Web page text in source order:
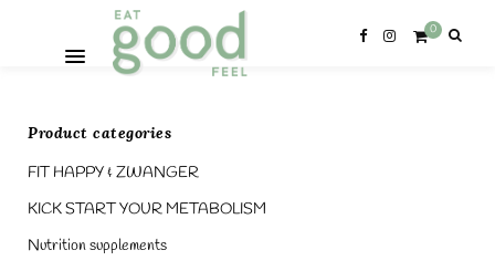
0
Product categories
FIT HAPPY & ZWANGER
KICK START YOUR METABOLISM
Nutrition supplements